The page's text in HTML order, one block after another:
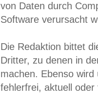
von Daten durch
Software verursacht
Die Redaktion bittet
Dritter, zu denen in
machen. Ebenso
fehlerfrei, aktuell oder